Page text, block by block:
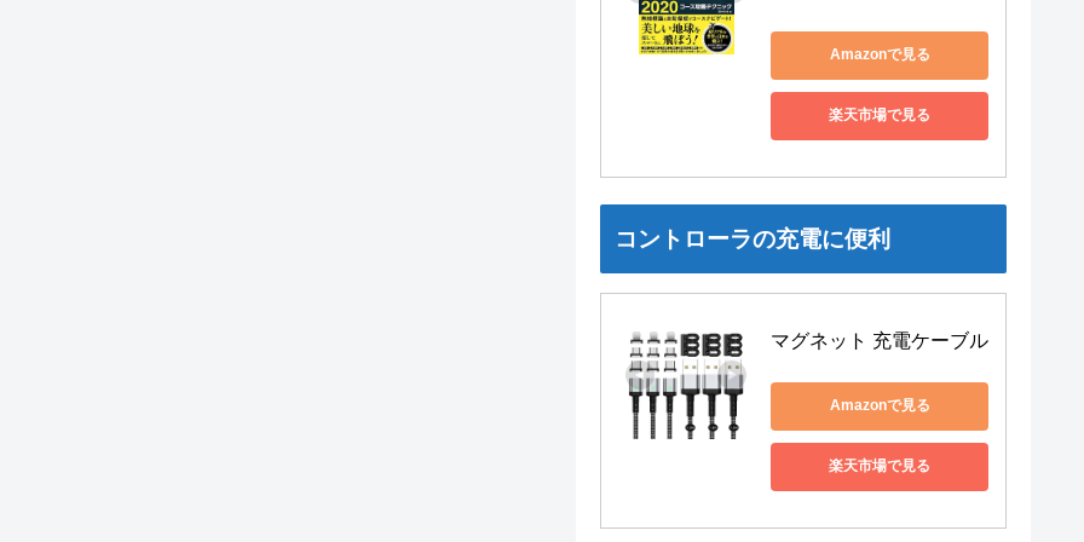
Amazonで見る
楽天市場で見る
コントローラの充電に便利
マグネット 充電ケーブル
Amazonで見る
楽天市場で見る